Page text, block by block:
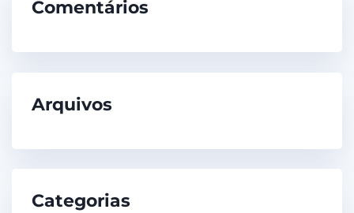
Comentários
Arquivos
Categorias